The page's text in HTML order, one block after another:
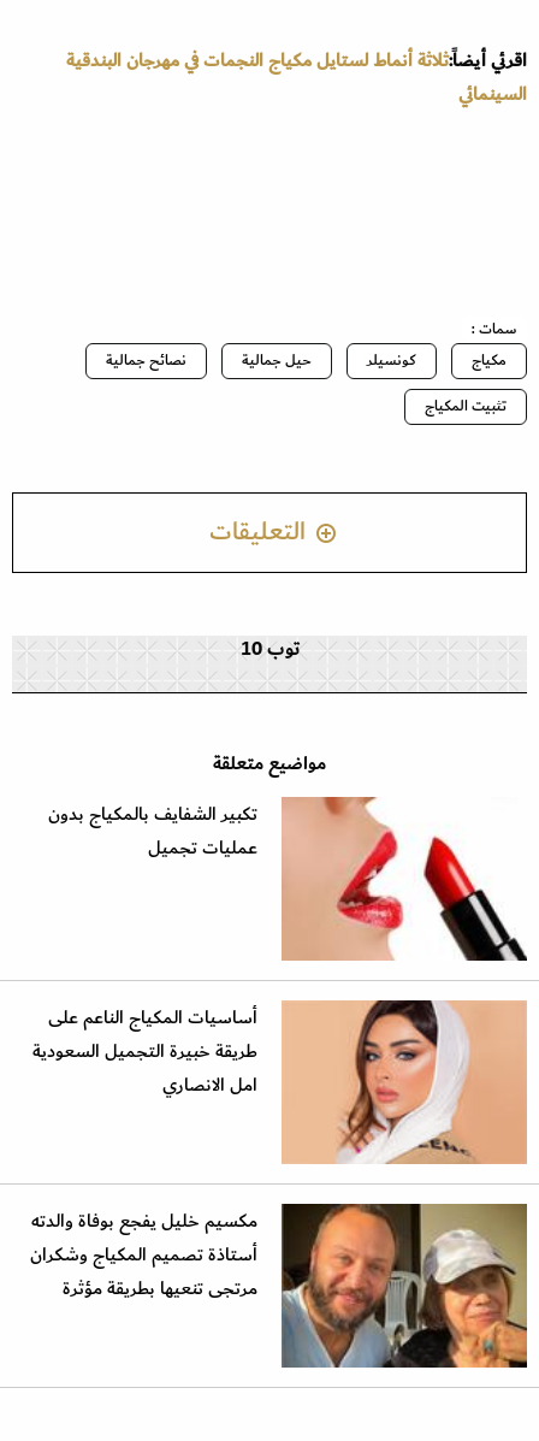
اقرئي أيضاً:ثلاثة أنماط لستايل مكياج النجمات في مهرجان البندقية
السينمائي
سمات :
مكياج
كونسيلر حيل جمالية
نصائح جمالية
تثبيت المكياج
التعليقات
توب 10
مواضيع متعلقة
تكبير الشفايف بالمكياج بدون
عمليات تجميل
أساسيات المكياج الناعم على
طريقة خبيرة التجميل السعودية
امل الانصاري
مكسيم خليل يفجع بوفاة والدته
أستاذة تصميم المكياج وشكران
مرتجى تنعيها بطريقة مؤثرة